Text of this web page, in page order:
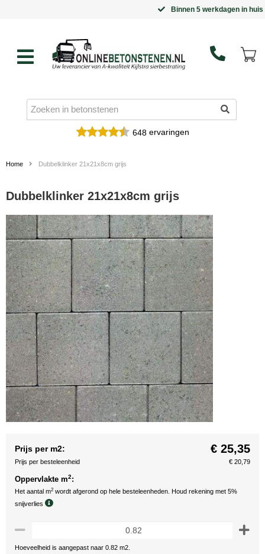
Binnen 5 werkdagen in huis
648ervaringen
Home Dubbelklinker 21x21x8cm grijs
Dubbelklinker 21x21x8cm grijs
Prijs per m2: € 25,35
Prijs per besteleenheid € 20,79
Oppervlakte m2:
Het aantal m2 wordt afgerond op hele besteleenheden. Houd rekening met 5%
snijverlies
Hoeveelheid is aangepast naar 0.82 m2.